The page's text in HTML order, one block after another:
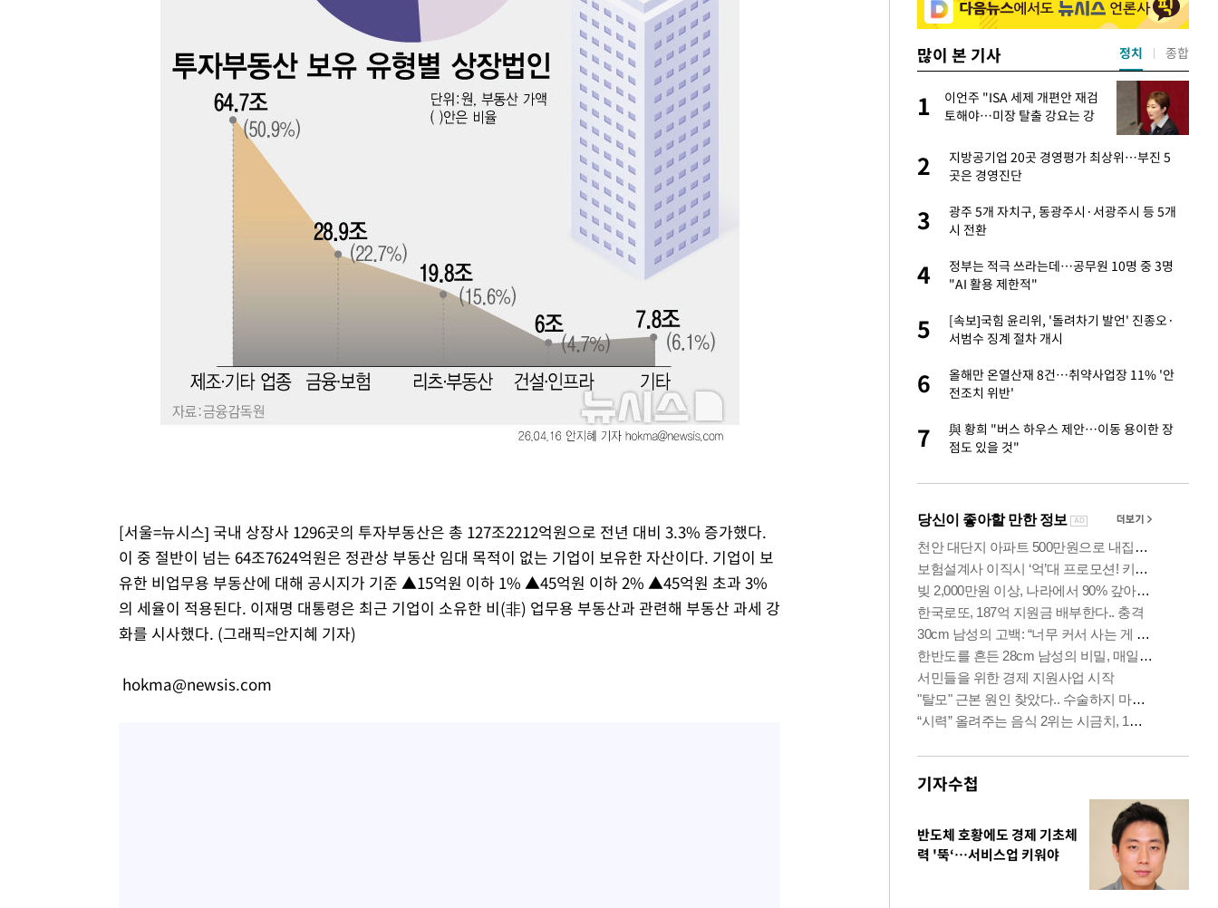
[속보]원·달러 환율, 7.7원 내린 1416.1원 마감
[속보] 노원서 40.1도 관측…서울, 2018년 이후 첫 40도
[속보]종합특검, '계엄 수용공간 확보' 신용해 前교정본부장 기소
외신들도 주목한 韓축구 파문…"국민적 공분에 수사 재개"
11시간 압수수색에 성접대 파문까지…'쑥대밭' 된 축구협회
[속보]규제합리화위원회 부위원장에 김태유 서울대 공대 교수…이
[속보]국힘 윤리위, '돌려차기 발언' 진종오·서범수 징계 절차 개시
[속보] 7월 중국 수출 23.9%↑ 수입 27.5%↑…무역총액
[속보]'채상병 순직 책임' 임성근, 항소심도 징역 3년
[속보]종합특검, '관저이전 봐주기 감사' 유병호 구속기소
민주 콩고 에볼라환자 4천명 돌파, 4053명 발생 1850명 사망
[속보]'300억원대 사기 혐의' 차가원 대표 구속 송치
"미 전국적 살모네라 식중독 원인은 멕시코산 할라피뇨"-- CDC
[속보]경찰·노동부, HL만도 평택사업장 끼임 사망 관련 압수수색
[속보]합수본, '투표율 허위 입력' 중앙·서울·경기도 선관위 등 9곳
[서울=뉴시스] 국내 상장사 1296곳의 투자부동산은 총 127조2212억원으로 전년 대비 3.3% 증가했다.
이 중 절반이 넘는 64조7624억원은 정관상 부동산 임대 목적이 없는 기업이 보유한 자산이다. 기업이 보
유한 비업무용 부동산에 대해 공시지가 기준 ▲15억원 이하 1% ▲45억원 이하 2% ▲45억원 초과 3%
의 세율이 적용된다. 이재명 대통령은 최근 기업이 소유한 비(非) 업무용 부동산과 관련해 부동산 과세 강
화를 시사했다. (그래픽=안지혜 기자)
hokma@newsis.com
많이 본 기사
1
"서장훈, 28억에 산 서초 건물
450억에 매물로"
2 전현무 "전 연인 집착에 친구들과 연락 끊어"
3
"여군 지원 막힌 UDT 훈련 직접 해봤습니
다"…707 출신 女유튜버 '완벽 소화'
4
박찬민 딸 박민하, 배우·국가대표 병행하더
5
"한강수영장, 문신 노출 이용객 제한을" vs
"출입 막는 건 명백한 차별"
6
세 모두 완화"
7
[속보]SK하이닉스, 주당 375원 분기 배
당…"3분기 중 주주환원 방안 확정"
1
이언주 "ISA 세제 개편안 재검
토해야…미장 탈출 강요는 강
2
지방공기업 20곳 경영평가 최상위…부진 5
곳은 경영진단
3
광주 5개 자치구, 동광주시·서광주시 등 5개
시 전환
4
정부는 적극 쓰라는데…공무원 10명 중 3명
"AI 활용 제한적"
5
[속보]국힘 윤리위, '돌려차기 발언' 진종오·
서범수 징계 절차 개시
6
올해만 온열산재 8건…취약사업장 11% '안
전조치 위반'
7
與 황희 "버스 하우스 제안…이동 용이한 장
점도 있을 것"
정치 종합
기자수첩
반도체 호황에도 경제 기초체
력 '뚝‘…서비스업 키워야